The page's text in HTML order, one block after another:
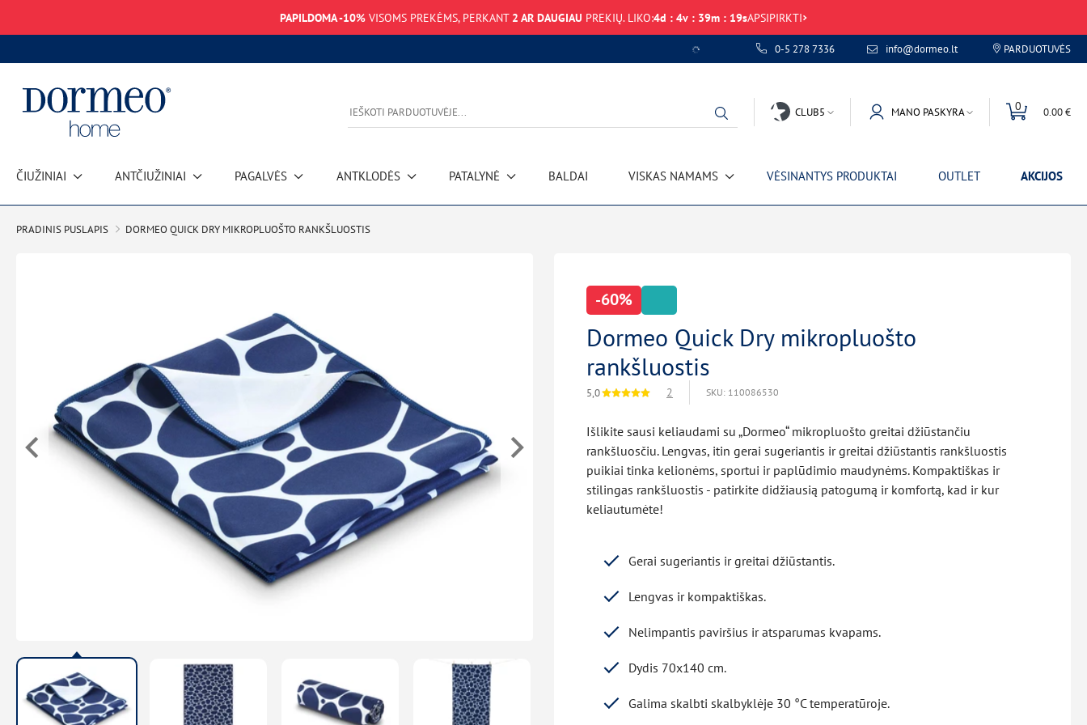
PAPILDOMA -10% VISOMS PREKĖMS, PERKANT 2 AR DAUGIAU PREKIŲ. LIKO:4d : 4v : 39m : 19sAPSIPIRKTI
0-5 278 7336 info@dormeo.lt PARDUOTUVĖS
CLUB5 MANO PASKYRA 0 0.00 €
ČIUŽINIAI ANTČIUŽINIAI PAGALVĖS ANTKLODĖS PATALYNĖ BALDAI VISKAS NAMAMS VĖSINANTYS PRODUKTAI OUTLET AKCIJOS